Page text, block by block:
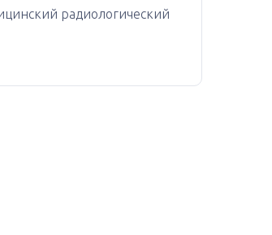
радиологический